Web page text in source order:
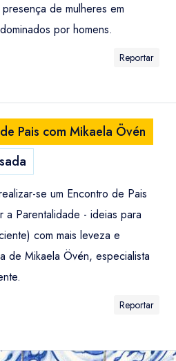
de mulheres em
por homens.
Reportar
Pais com Mikaela Övén
se um Encontro de Pais
a Parentalidade - ideias para
com mais leveza e
de Mikaela Övén, especialista
Reportar